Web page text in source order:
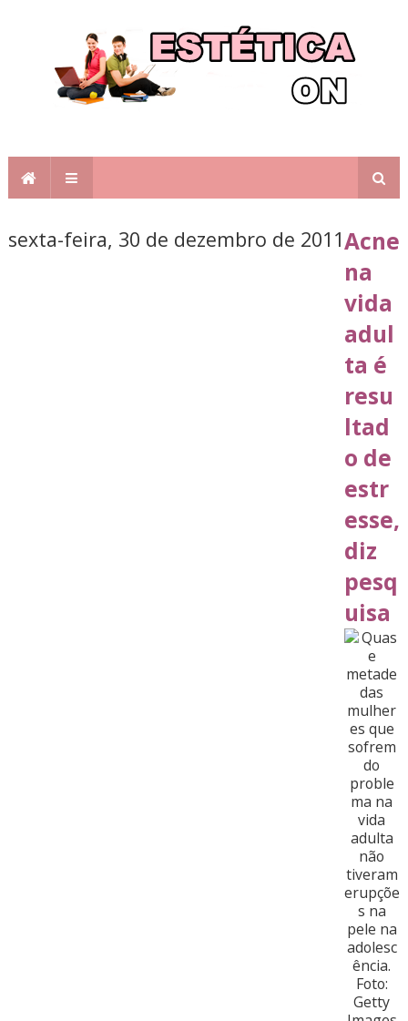
sexta-feira, 30 de dezembro de 2011Acne
na
vida
adul
ta é
resu
ltad
o de
estr
esse,
diz
pesq
uisa